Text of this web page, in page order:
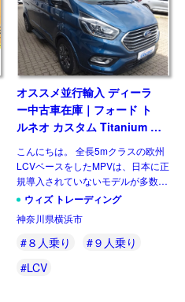
オススメ並行輸入 ディーラ
ー中古車在庫｜フォード ト
ルネオ カスタム Titanium X
2.0 6AT L2ロング ８人乗り
左ハンドル
こんにちは。 全長5mクラスの欧州
LCVベースをしたMPVは、日本に正
規導入されていないモデルが多数を
占めますが、ウィズカーズ（ウィズ
合わせおよび並行輸入実績の多いジ
ャンルのひとつです。& […]
ウィズ トレーディング
神奈川県横浜市
#８人乗り
#９人乗り
#LCV